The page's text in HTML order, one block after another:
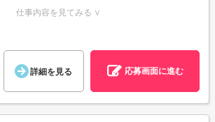
仕事内容を見てみる ∨
詳細を見る 応募画面に進む